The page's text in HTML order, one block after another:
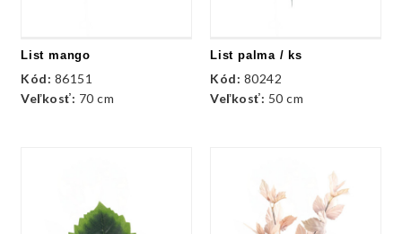
List mango
Kód: 86151
Veľkosť: 70 cm
List palma / ks
Kód: 80242
Veľkosť: 50 cm